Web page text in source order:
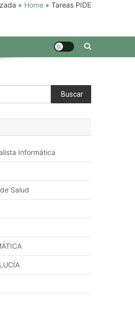
» Home » Tareas PIDE
Buscar
Informática
Salud